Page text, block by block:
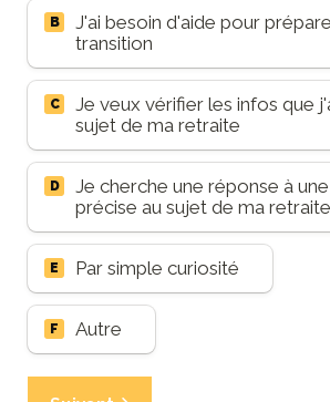
B
J'ai besoin d'aide pour
transition
C
Je veux vérifier les infos que
sujet de ma retraite
D
Je cherche une réponse à
précise au sujet de ma retraite
E Par simple curiosité
F Autre